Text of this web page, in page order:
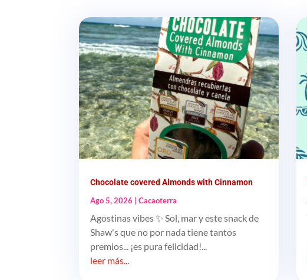
Chocolate covered Almonds with Cinnamon
Ago 5, 2026 |Cacaoterra
Agostinas vibes ✨ Sol, mar y este snack de
Shaw's que no por nada tiene tantos
premios... ¡es pura felicidad!...
leer más...